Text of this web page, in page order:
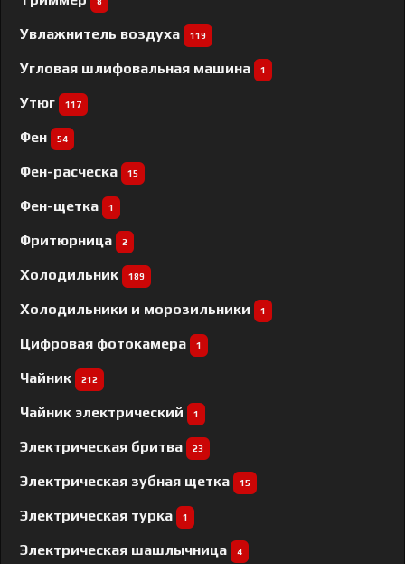
Увлажнитель воздуха 119
Угловая шлифовальная машина 1
Утюг 117
Фен 54
Фен-расческа 15
Фен-щетка 1
Фритюрница 2
Холодильник 189
Холодильники и морозильники 1
Цифровая фотокамера 1
Чайник 212
Чайник электрический 1
Электрическая бритва 23
Электрическая зубная щетка 15
Электрическая турка 1
Электрическая шашлычница 4